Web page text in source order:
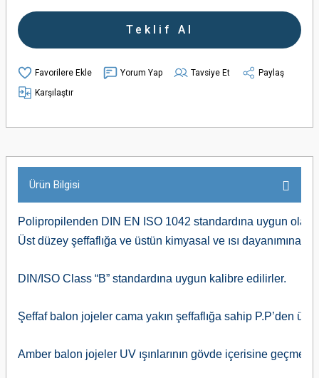
Teklif Al
Yorum Yap Tavsiye Et
Paylaş
Karşılaştır
Ürün Bilgisi
Polipropilenden DIN EN ISO 1042 standardına uygun
Üst düzey şeffaflığa ve üstün kimyasal ve ısı dayanımına
DIN/ISO Class “B” standardına uygun kalibre edilirler.
Şeffaf balon jojeler cama yakın şeffaflığa sahip P.P’den
Amber balon jojeler UV ışınlarının gövde içerisine